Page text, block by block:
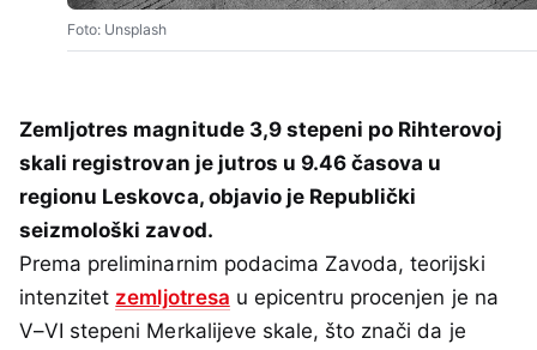
Foto: Unsplash
Zemljotres magnitude 3,9 stepeni po Rihterovoj
skali registrovan je jutros u 9.46 časova u
regionu Leskovca, objavio je Republički
seizmološki zavod.
Prema preliminarnim podacima Zavoda, teorijski
intenzitet zemljotresa u epicentru procenjen je na
V–VI stepeni Merkalijeve skale, što znači da je